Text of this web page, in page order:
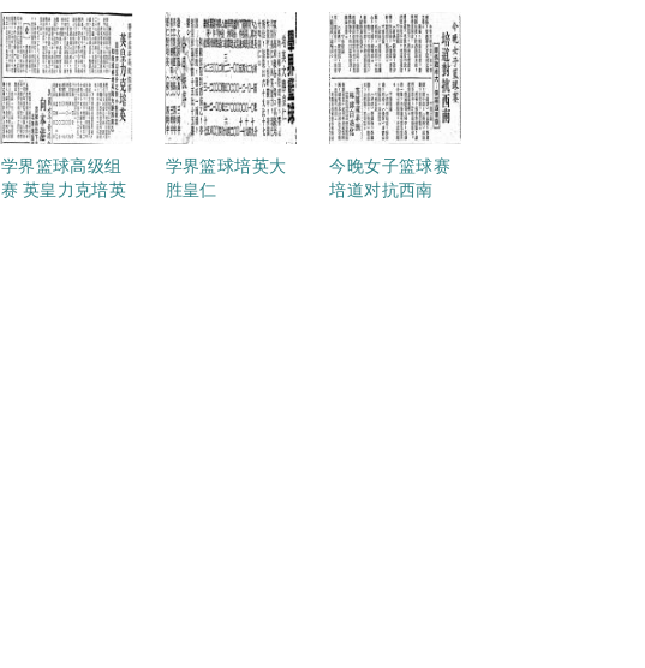
学界篮球高级组
赛 英皇力克培英
学界篮球培英大
胜皇仁
今晚女子篮球赛
培道对抗西南